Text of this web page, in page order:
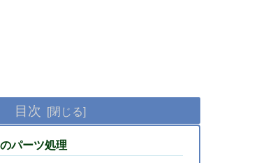
目次
パーツ処理